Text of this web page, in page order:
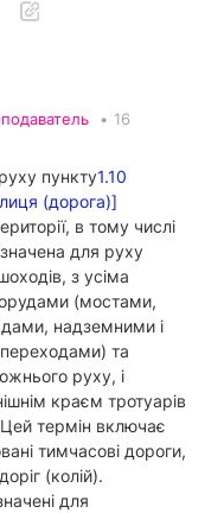
• 16
пункту1.10
(дорога)]
в тому числі
для руху
з усіма
(мостами,
надземними і
та
руху, і
краєм тротуарів
термін включає
тимчасові дороги,
(колій).
для